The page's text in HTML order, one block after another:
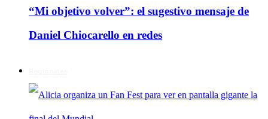
“Mi objetivo volver”: el sugestivo mensaje de
Daniel Chiocarello en redes